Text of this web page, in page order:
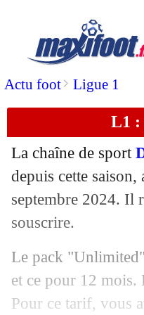
Actu foot> Ligue 1
L1 :
La chaîne de sport
depuis cette
septembre 2024. Il
souscrire.
Le pack
et ce pour 12 mois.
Pour ce tarif, vous
:
20/09 Nantes:
Nantes
20/09 OM: le
20/09 LdC: 3
20/09 OM
20/09 Real:
20/09 : Rabiot